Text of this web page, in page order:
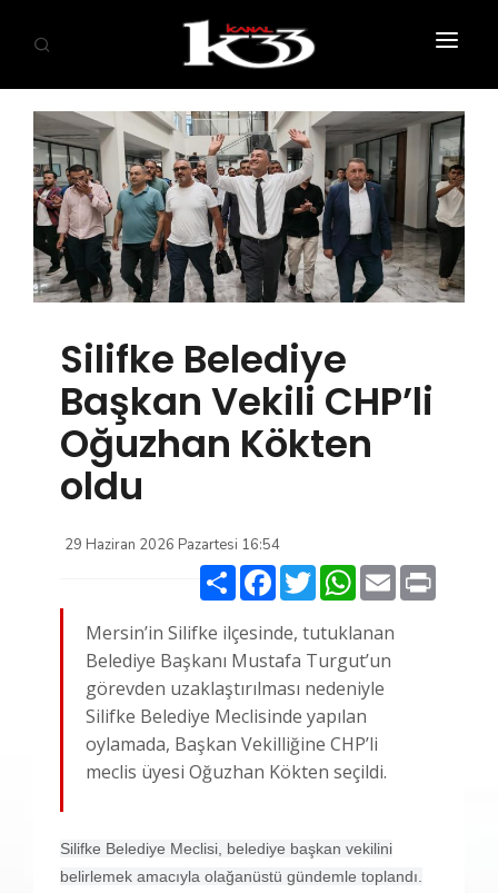
ANASAYFA
SİYASET
EKONOMİ
GÜNDEM
EĞİTİM
KÜLTÜR SANAT
SPOR
Silifke Belediye
Başkan Vekili CHP’li
Oğuzhan Kökten
oldu
29 Haziran 2026 Pazartesi 16:54
Paylaş FacebookTwitter WhatsApp
Email
Mersin’in Silifke ilçesinde, tutuklanan
Belediye Başkanı Mustafa Turgut’un
görevden uzaklaştırılması nedeniyle
Silifke Belediye Meclisinde yapılan
oylamada, Başkan Vekilliğine CHP’li
meclis üyesi Oğuzhan Kökten seçildi.
Silifke Belediye Meclisi, belediye başkan vekilini
belirlemek amacıyla olağanüstü gündemle toplandı.